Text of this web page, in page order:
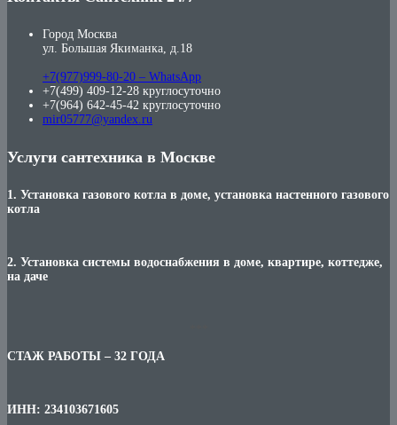
Город Москва
ул. Большая Якиманка, д.18
+7(977)999-80-20 – WhatsApp
+7(499) 409-12-28 круглосуточно
+7(964) 642-45-42 круглосуточно
mir05777@yandex.ru
Услуги сантехника в Москве
1. Установка газового котла в доме, установка настенного газового
котла
2. Установка системы водоснабжения в доме, квартире, коттедже,
на даче
СТАЖ РАБОТЫ – 32 ГОДА
ИНН: 234103671605